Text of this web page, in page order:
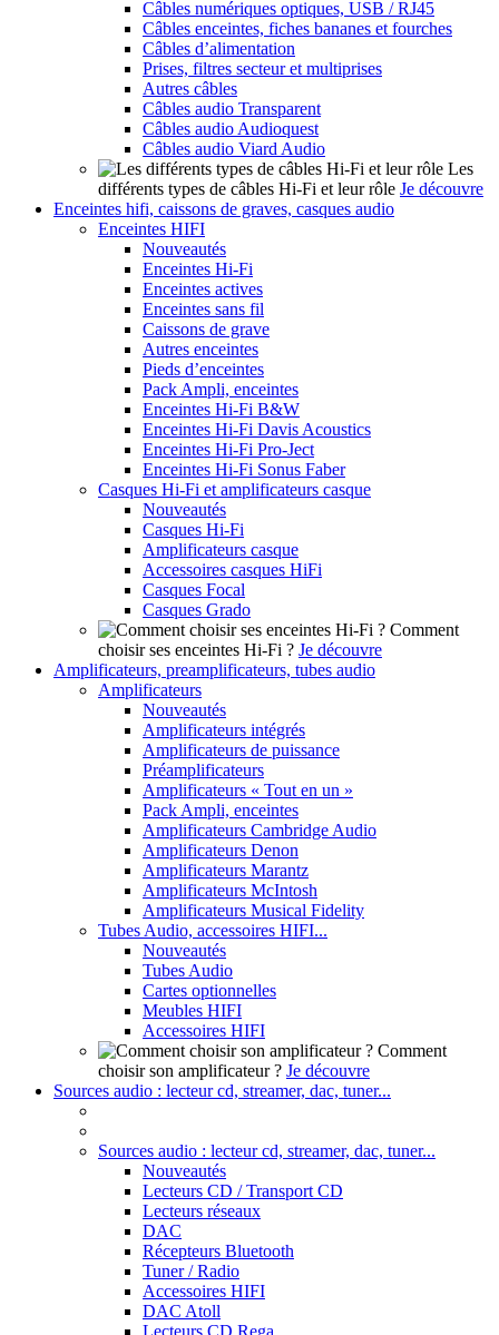
Câbles numériques optiques, USB / RJ45
Câbles enceintes, fiches bananes et fourches
Câbles d’alimentation
Prises, filtres secteur et multiprises
Autres câbles
Câbles audio Transparent
Câbles audio Audioquest
Câbles audio Viard Audio
Les
différents types de câbles Hi-Fi et leur rôle Je découvre
Enceintes hifi, caissons de graves, casques audio
Enceintes HIFI
Nouveautés
Enceintes Hi-Fi
Enceintes actives
Enceintes sans fil
Caissons de grave
Autres enceintes
Pieds d’enceintes
Pack Ampli, enceintes
Enceintes Hi-Fi B&W
Enceintes Hi-Fi Davis Acoustics
Enceintes Hi-Fi Pro-Ject
Enceintes Hi-Fi Sonus Faber
Casques Hi-Fi et amplificateurs casque
Nouveautés
Casques Hi-Fi
Amplificateurs casque
Accessoires casques HiFi
Casques Focal
Casques Grado
Comment
choisir ses enceintes Hi-Fi ? Je découvre
Amplificateurs, preamplificateurs, tubes audio
Amplificateurs
Nouveautés
Amplificateurs intégrés
Amplificateurs de puissance
Préamplificateurs
Amplificateurs « Tout en un »
Pack Ampli, enceintes
Amplificateurs Cambridge Audio
Amplificateurs Denon
Amplificateurs Marantz
Amplificateurs McIntosh
Amplificateurs Musical Fidelity
Tubes Audio, accessoires HIFI...
Nouveautés
Tubes Audio
Cartes optionnelles
Meubles HIFI
Accessoires HIFI
Comment
choisir son amplificateur ? Je découvre
Sources audio : lecteur cd, streamer, dac, tuner...
Sources audio : lecteur cd, streamer, dac, tuner...
Nouveautés
Lecteurs CD / Transport CD
Lecteurs réseaux
DAC
Récepteurs Bluetooth
Tuner / Radio
Accessoires HIFI
DAC Atoll
Lecteurs CD Rega